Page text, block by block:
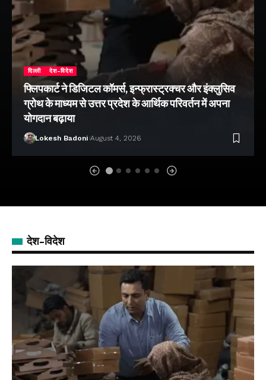
दिल्ली देश-विदेश
फ्लिपकार्ट ने डिजिटल कॉमर्स, इन्फ्रास्ट्रक्चर और इंक्लुसिव
ग्रोथ के माध्यम से उत्तर प्रदेश के आर्थिक परिवर्तन में अपना
योगदान बढ़ाया
Lokesh Badoni August 4, 2026
देश-विदेश